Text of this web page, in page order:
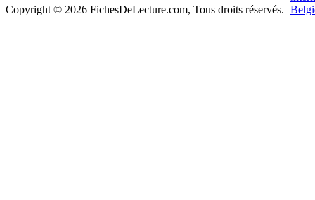
Copyright © 2026 FichesDeLecture.com, Tous droits réservés.